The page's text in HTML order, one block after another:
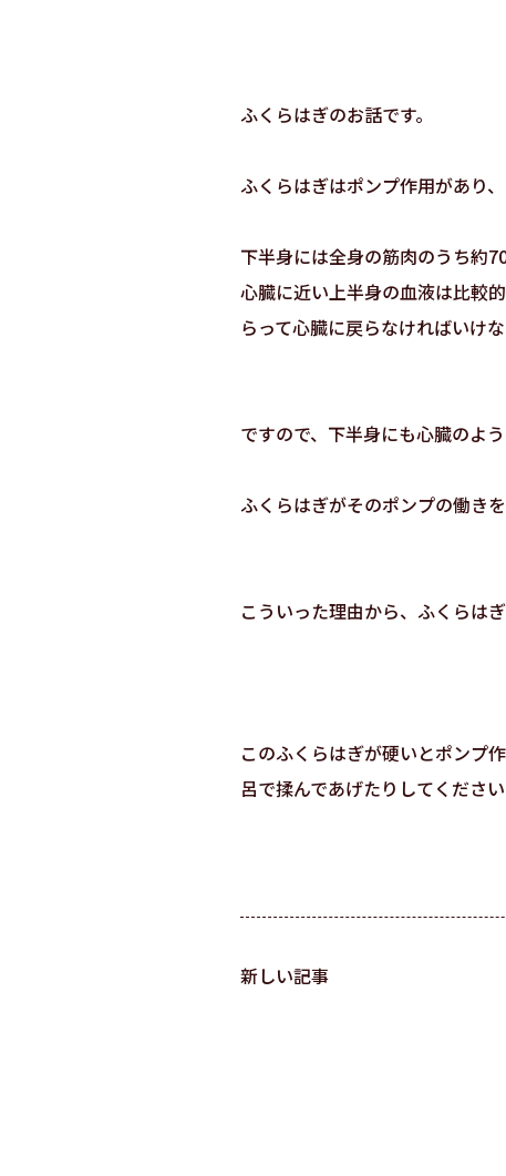
ふくらはぎのお話です。
ふくらはぎはポンプ作用があり
下半身には全身の筋肉のうち約
心臓に近い上半身の血液は比較
らって心臓に戻らなければいけ
ですので、下半身にも心臓のよ
ふくらはぎがそのポンプの働きを
こういった理由から、ふくらは
このふくらはぎが硬いとポンプ
呂で揉んであげたりしてください
新しい記事